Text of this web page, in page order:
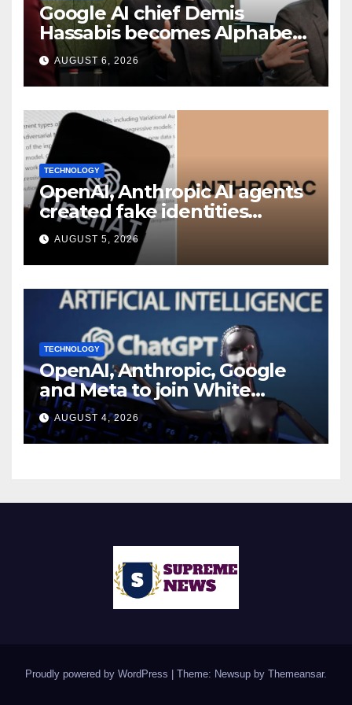
Google AI chief Demis
Hassabis becomes Alphabet
chief scientist in leadership
shakeup
AUGUST 6, 2026
TECHNOLOGY
OpenAI, Anthropic AI agents
created fake identities
during UK cyber tests:
Report
AUGUST 5, 2026
TECHNOLOGY
OpenAI, Anthropic, Google
and Meta to join White
House AI security meeting
AUGUST 4, 2026
Proudly powered by WordPress | Theme: Newsup by Themeansar.